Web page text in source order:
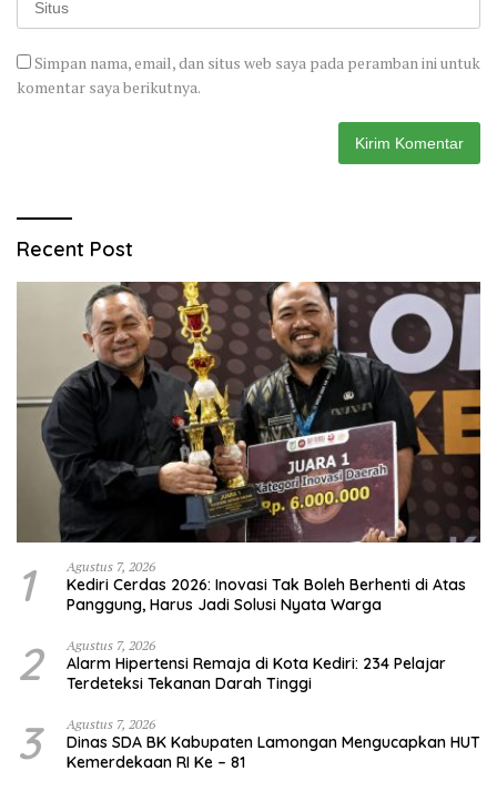
Simpan nama, email, dan situs web saya pada peramban ini untuk
komentar saya berikutnya.
Recent Post
1 Agustus 7, 2026
Kediri Cerdas 2026: Inovasi Tak Boleh Berhenti di Atas
Panggung, Harus Jadi Solusi Nyata Warga
2 Agustus 7, 2026
Alarm Hipertensi Remaja di Kota Kediri: 234 Pelajar
Terdeteksi Tekanan Darah Tinggi
3 Agustus 7, 2026
Dinas SDA BK Kabupaten Lamongan Mengucapkan HUT
Kemerdekaan RI Ke – 81